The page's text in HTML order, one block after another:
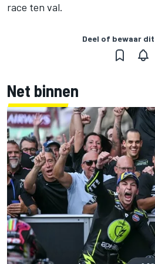
race ten val.
Deel of bewaar
Net binnen